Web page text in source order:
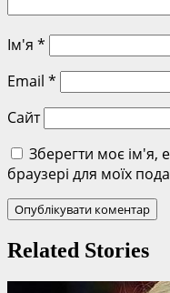
Ім'я *
Email *
Сайт
Зберегти моє ім'я,
браузері для моїх
Related Stories